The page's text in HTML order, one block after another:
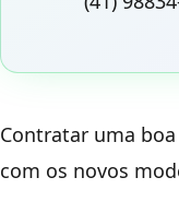
Contratar uma
com os novos